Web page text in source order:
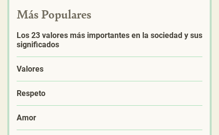
Más Populares
Los 23 valores más importantes en la sociedad y sus
significados
Valores
Respeto
Amor